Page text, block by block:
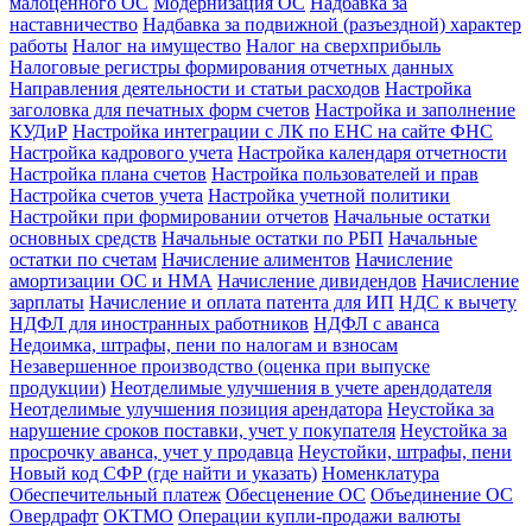
наставничество Надбавка за подвижной (разъездной) характер
работы Налог на имущество Налог на сверхприбыль
Налоговые регистры формирования отчетных данных
Направления деятельности и статьи расходов Настройка
заголовка для печатных форм счетов Настройка и заполнение
КУДиР Настройка интеграции с ЛК по ЕНС на сайте ФНС
Настройка кадрового учета Настройка календаря отчетности
Настройка плана счетов Настройка пользователей и прав
Настройка счетов учета Настройка учетной политики
Настройки при формировании отчетов Начальные остатки
основных средств Начальные остатки по РБП Начальные
остатки по счетам Начисление алиментов Начисление
амортизации ОС и НМА Начисление дивидендов Начисление
зарплаты Начисление и оплата патента для ИП НДС к вычету
НДФЛ для иностранных работников НДФЛ с аванса
Недоимка, штрафы, пени по налогам и взносам
Незавершенное производство (оценка при выпуске
продукции) Неотделимые улучшения в учете арендодателя
Неотделимые улучшения позиция арендатора Неустойка за
нарушение сроков поставки, учет у покупателя Неустойка за
просрочку аванса, учет у продавца Неустойки, штрафы, пени
Новый код СФР (где найти и указать) Номенклатура
Обеспечительный платеж Обесценение ОС Объединение ОС
Овердрафт ОКТМО Операции купли-продажи валюты